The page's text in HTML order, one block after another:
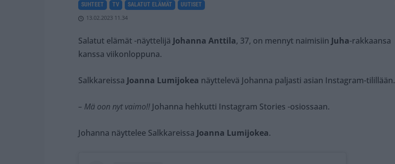
SUHTEET TV SALATUT ELÄMÄT UUTISET
13.02.2023 11.34
Salatut elämät -näyttelijä Johanna Anttila, 37, on mennyt naimisiin Juha-rakkaansa
kanssa viikonloppuna.
Salkkareissa Joanna Lumijokea näyttelevä Johanna paljasti asian Instagram-tilillään.
– Mä oon nyt vaimo!! Johanna hehkutti Instagram Stories -osiossaan.
Johanna näyttelee Salkkareissa Joanna Lumijokea.